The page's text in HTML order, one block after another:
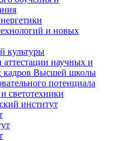
и новых
культуры
научных и
кадров Высшей школы
потенциала
светотехники
институт